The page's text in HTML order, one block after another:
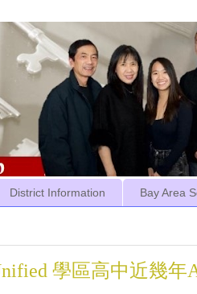
District Information Bay Area
學區高中近幾年